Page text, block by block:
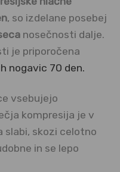
, so izdelane posebej
nosečnosti dalje.
je priporočena
nogavic 70 den.
vsebujejo
kompresija je v
slabi, skozi celotno
in se lepo